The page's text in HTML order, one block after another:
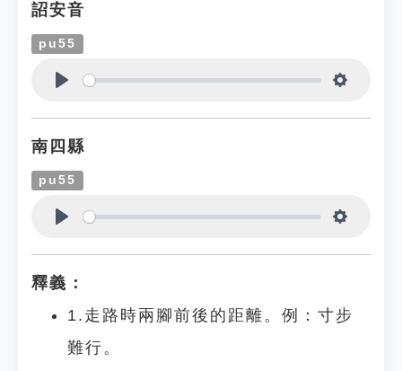
詔安音
pu55
南四縣
pu55
釋義：
1.走路時兩腳前後的距離。例：寸步
難行。